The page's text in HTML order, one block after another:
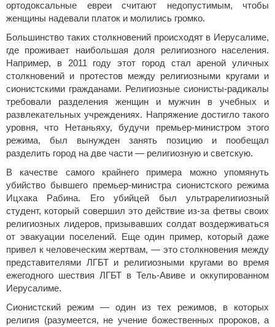
ортодоксальные евреи считают недопустимым, чтобы
женщины надевали платок и молились громко.
Большинство таких столкновений происходят в Иерусалиме,
где проживает наибольшая доля религиозного населения.
Например, в 2011 году этот город стал ареной уличных
столкновений и протестов между религиозными кругами и
сионистскими гражданами. Религиозные сионисты-радикалы
требовали разделения женщин и мужчин в учебных и
развлекательных учреждениях. Напряжение достигло такого
уровня, что Нетаньяху, будучи премьер-министром этого
режима, был вынужден занять позицию и пообещал
разделить город на две части — религиозную и светскую.
В качестве самого крайнего примера можно упомянуть
убийство бывшего премьер-министра сионистского режима
Ицхака Рабина. Его убийцей был ультрарелигиозный
студент, который совершил это действие из-за фетвы своих
религиозных лидеров, призывавших солдат воздерживаться
от эвакуации поселений. Еще один пример, который даже
привел к человеческим жертвам, — это столкновения между
представителями ЛГБТ и религиозными кругами во время
ежегодного шествия ЛГБТ в Тель-Авиве и оккупированном
Иерусалиме.
Сионистский режим — один из тех режимов, в которых
религия (разумеется, не учение божественных пророков, а